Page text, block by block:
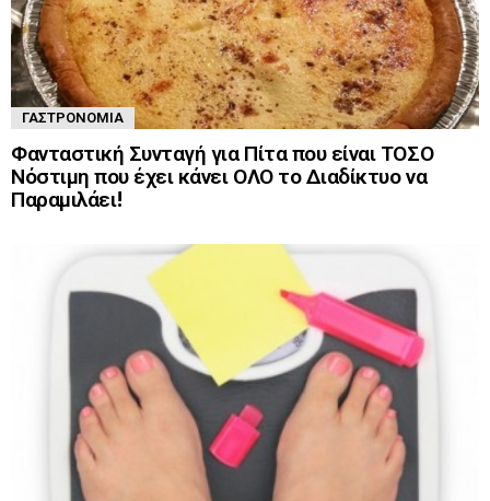
ΓΑΣΤΡΟΝΟΜΊΑ
Φανταστική Συνταγή για Πίτα που είναι ΤΟΣΟ
Νόστιμη που έχει κάνει ΟΛΟ το Διαδίκτυο να
Παραμιλάει!